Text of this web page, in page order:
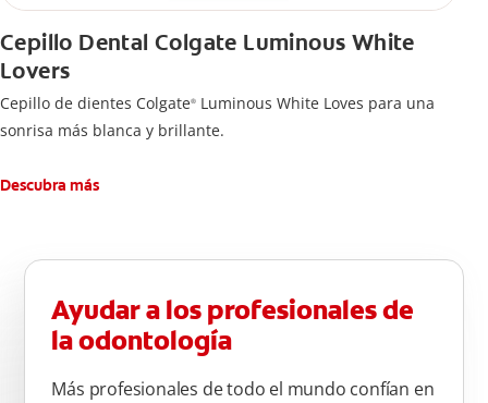
Cepillo Dental Colgate Luminous White
Lovers
Cepillo de dientes Colgate® Luminous White Loves para una
sonrisa más blanca y brillante.
Descubra más
Ayudar a los profesionales de
la odontología
Más profesionales de todo el mundo confían en